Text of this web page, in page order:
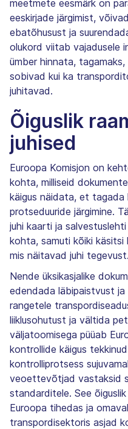
meetmete eesmärk on
eeskirjade järgimist,
ebatõhusust ja
olukord viitab vajadusele
ümber hinnata,
sobivad kui ka
juhitavad.
Õiguslik
juhised
Euroopa Komisjon on
kohta, milliseid
käigus näidata, et tagada
protseduuride järgimine.
juhi kaarti ja
kohta, samuti kõiki käsitsi
mis näitavad juhi tegevust.
Nende üksikasjalike
edendada läbipaistvust
rangetele
liiklusohutust ja vältida
väljatoomisega püüab
kontrollide käigus
kontrolliprotsess
veoettevõtjad vastaksid
standarditele. See
Euroopa tihedas ja
transpordisektoris asjad